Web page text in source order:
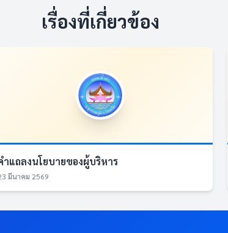
เรื่องที่เกี่ยวข้อง
ำแถลงนโยบายของผู้บริหาร
มีนาคม 2569